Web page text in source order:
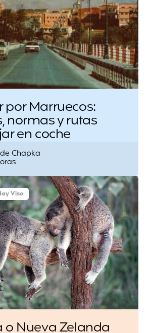
por Marruecos:
normas y rutas
en coche
Chapka
Visa
o Nueva Zelanda